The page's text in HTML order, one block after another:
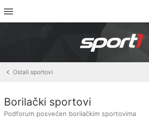
Ostali sportovi
Borilački sportovi
Podforum posvećen borilačkim sportovima